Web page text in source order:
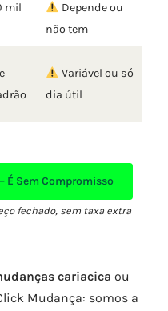
mil
Depende ou
não tem
Variável ou só
dia útil
É Sem Compromisso
fechado, sem taxa extra
cariacica ou
Mudança: somos a